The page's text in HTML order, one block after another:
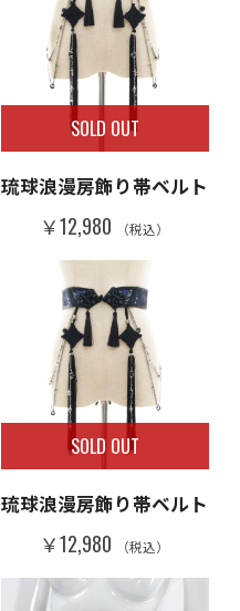
SOLD OUT
琉球浪漫房飾り帯ベルト
￥12,980 （税込）
SOLD OUT
琉球浪漫房飾り帯ベルト
￥12,980 （税込）